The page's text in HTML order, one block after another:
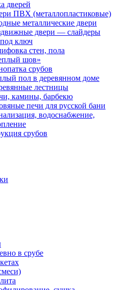
дверей
ПВХ (металлопластиковые)
металлические двери
двери — слайдеры
ключ
стен, пола
шов»
срубов
пол в деревянном доме
лестницы
камины, барбекю
печи для русской бани
водоснабжение,
срубов
в срубе